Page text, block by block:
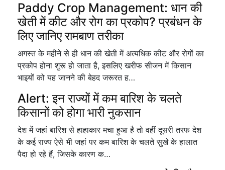
Paddy Crop Management: धान की
खेती में कीट और रोग का प्रकोप? प्रबंधन के
लिए जानिए रामबाण तरीका
अगस्त के महीने से ही धान की खेती में अत्यधिक कीट और रोगों का
प्रकोप होना शुरू हो जाता है, इसलिए खरीफ सीजन में किसान
भाइयों को यह जानने की बेहद जरूरत ह…
Alert: इन राज्यों में कम बारिश के चलते
किसानों को होगा भारी नुकसान
देश में जहां बारिश से हाहाकार मचा हुआ है तो वहीं दूसरी तरफ देश
के कई राज्य ऐसे भी जहां पर कम बारिश के चलते सुखे के हालात
पैदा हो रहे हैं, जिसके कारण क…